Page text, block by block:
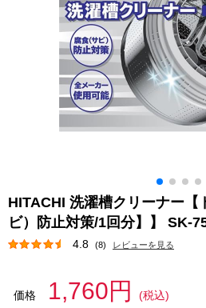
HITACHI 洗濯槽クリーナー【
ビ）防止対策/1回分】】 SK-
4.8 (8) レビューを見る
価格 1,760円
(税込)